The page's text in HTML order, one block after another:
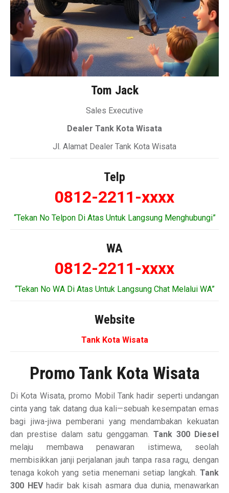
Tom Jack
Sales Executive
Dealer Tank Kota Wisata
Jl. Alamat Dealer Tank Kota Wisata
Telp
0812-2211-xxxx
“Tekan No Telpon Di Atas Untuk Langsung Menghubungi”
WA
0812-2211-xxxx
“Tekan No WA Di Atas Untuk Langsung Chat Melalui WA”
Website
Tank Kota Wisata
Promo Tank Kota Wisata
Di Kota Wisata, promo Mobil Tank hadir seperti undangan
cinta yang tak datang dua kali—sebuah kesempatan emas
bagi jiwa-jiwa pemberani yang mendambakan kekuatan
dan prestise dalam satu genggaman. Tank 300 Diesel
melaju membawa penawaran istimewa, seolah
membisikkan janji perjalanan jauh tanpa rasa ragu, dengan
tenaga kokoh yang setia menemani setiap langkah. Tank
300 HEVhadir bak kisah asmara dua dunia, menawarkan